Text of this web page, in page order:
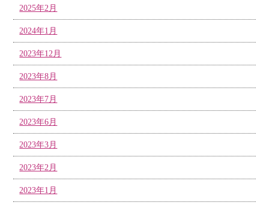
2025年2月
2024年1月
2023年12月
2023年8月
2023年7月
2023年6月
2023年3月
2023年2月
2023年1月